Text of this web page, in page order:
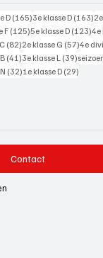
D(165)165 posts
3e klasse D (163)
F (125)125 posts
5e klasse D (123)4e
(82)82 posts
2e klasse G (57)57
4e
(41)41 posts
3e klasse L (39)39
(32)32 posts
1e klasse D (29)
Contact